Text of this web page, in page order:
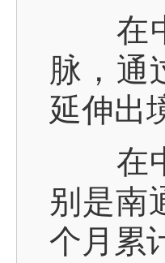
在中
脉，通
延伸出
在中
别是南
个月累